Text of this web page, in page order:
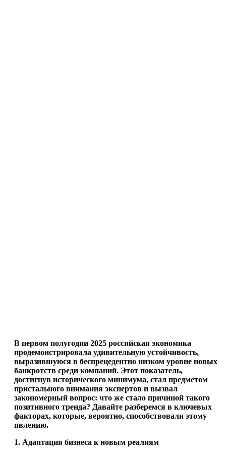
В первом полугодии 2025 российская экономика
продемонстрировала удивительную устойчивость,
выразившуюся в беспрецедентно низком уровне новых
банкротств среди компаний. Этот показатель,
достигнув исторического минимума, стал предметом
пристального внимания экспертов и вызвал
закономерный вопрос: что же стало причиной такого
позитивного тренда? Давайте разберемся в ключевых
факторах, которые, вероятно, способствовали этому
явлению.
1. Адаптация бизнеса к новым реалиям